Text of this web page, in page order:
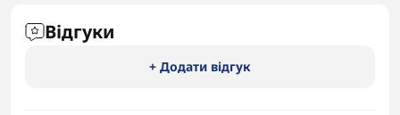
Відгуки
+ Додати відгук